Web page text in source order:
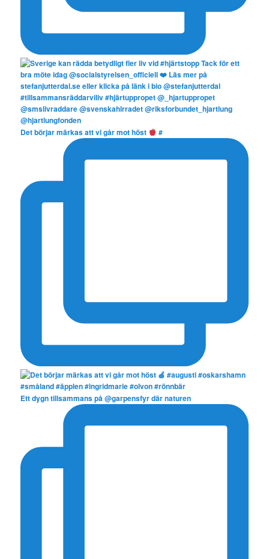
Det börjar märkas att vi går mot höst #
Ett dygn tillsammans på @garpensfyr där naturen